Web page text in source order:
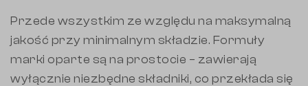
Przede wszystkim ze względu na maksymalną
jakość przy minimalnym składzie. Formuły
marki oparte są na prostocie – zawierają
wyłącznie niezbędne składniki, co przekłada się